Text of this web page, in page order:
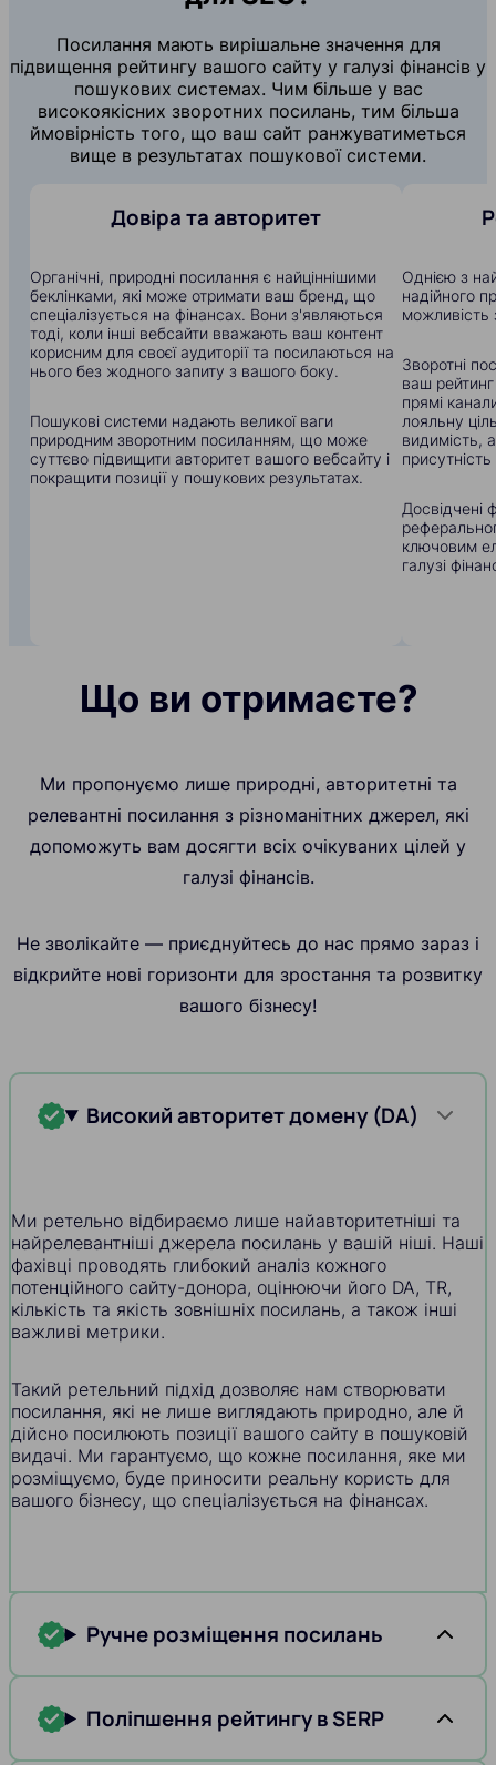
Посилання мають вирішальне значення для
підвищення рейтингу вашого сайту у галузі фінансів у
пошукових системах. Чим більше у вас
високоякісних зворотних посилань, тим більша
ймовірність того, що ваш сайт ранжуватиметься
вище в результатах пошукової системи.
Довіра та авторитет
Органічні, природні посилання є найціннішими
беклінками, які може отримати ваш бренд, що
спеціалізується на фінансах. Вони з'являються
тоді, коли інші вебсайти вважають ваш контент
корисним для своєї аудиторії та посилаються на
нього без жодного запиту з вашого боку.
Пошукові системи надають великої ваги
природним зворотним посиланням, що може
суттєво підвищити авторитет вашого вебсайту і
покращити позиції у пошукових результатах.
Однією з
надійного
можливість
Зворотні
ваш
прямі
лояльну
видимість,
Досвідчені
ключовим
галузі
Що ви отримаєте?
Ми пропонуємо лише природні, авторитетні та
релевантні посилання з різноманітних джерел, які
допоможуть вам досягти всіх очікуваних цілей у
галузі фінансів.
Не зволікайте — приєднуйтесь до нас прямо зараз і
відкрийте нові горизонти для зростання та розвитку
вашого бізнесу!
Високий авторитет домену (DA)
Ми ретельно відбираємо лише найавторитетніші та
найрелевантніші джерела посилань у вашій ніші. Наші
фахівці проводять глибокий аналіз кожного
потенційного сайту-донора, оцінюючи його DA, TR,
кількість та якість зовнішніх посилань, а також інші
важливі метрики.
Такий ретельний підхід дозволяє нам створювати
посилання, які не лише виглядають природно, але й
дійсно посилюють позиції вашого сайту в пошуковій
видачі. Ми гарантуємо, що кожне посилання, яке ми
розміщуємо, буде приносити реальну користь для
вашого бізнесу, що спеціалізується на фінансах.
Ручне розміщення посилань
Поліпшення рейтингу в SERP